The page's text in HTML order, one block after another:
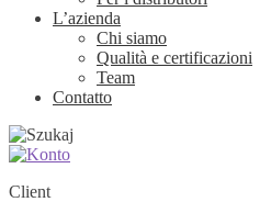
L’azienda
Chi siamo
Qualità e certificazioni
Team
Contatto
Client